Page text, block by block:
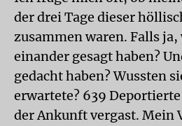
der drei Tage dieser
zusammen waren. Falls ja,
einander gesagt haben?
gedacht haben? Wussten
erwartete? 639
der Ankunft vergast. Mein